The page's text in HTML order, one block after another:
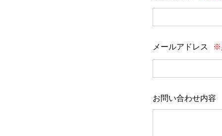
メールアドレス ※
お問い合わせ内容